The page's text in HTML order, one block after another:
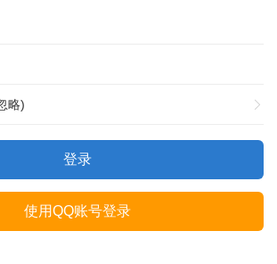
略)
登录
使用QQ账号登录